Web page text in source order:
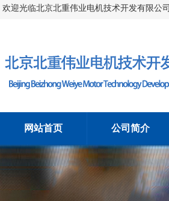
欢迎光临北京北重伟业电机技术开发有限公司
网站首页 公司简介